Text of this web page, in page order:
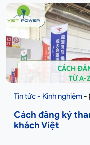
Tin tức - Kinh nghiệm -
Cách đăng ký
khách Việt